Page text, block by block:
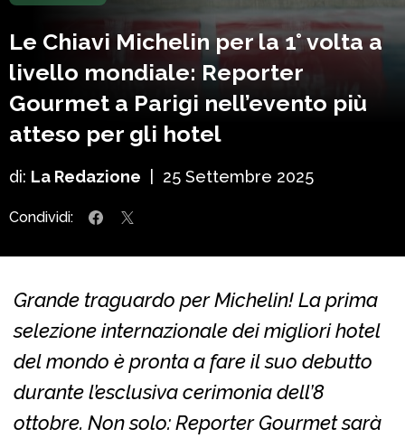
Le Chiavi Michelin per la 1° volta a
livello mondiale: Reporter
Gourmet a Parigi nell’evento più
atteso per gli hotel
di: La Redazione 25 Settembre 2025
Condividi:
Grande traguardo per Michelin! La prima
selezione internazionale dei migliori hotel
del mondo è pronta a fare il suo debutto
durante l’esclusiva cerimonia dell’8
ottobre. Non solo: Reporter Gourmet sarà